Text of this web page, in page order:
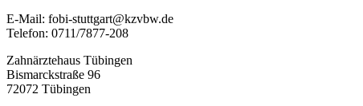
E-Mail: fobi-stuttgart@kzvbw.de
Telefon: 0711/7877-208
Zahnärztehaus Tübingen
Bismarckstraße 96
72072 Tübingen